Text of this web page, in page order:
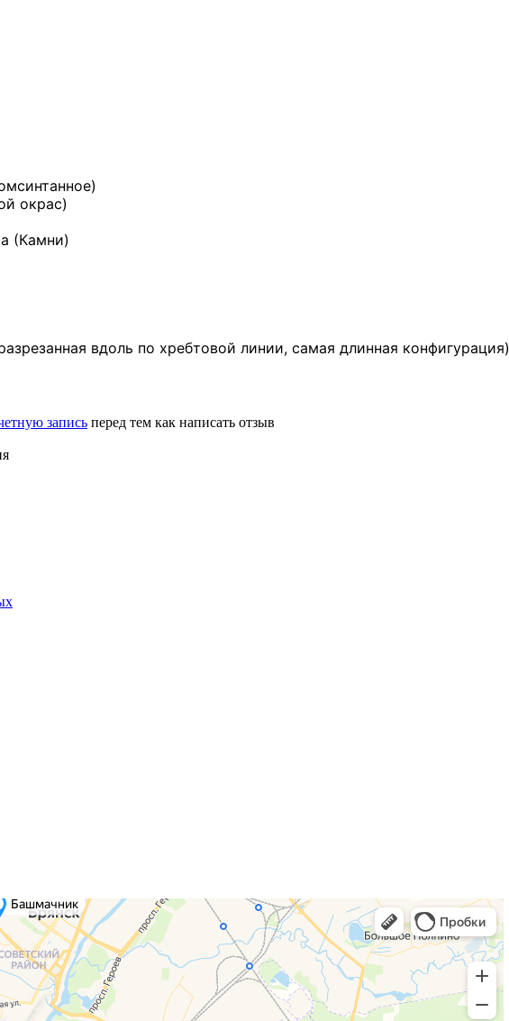
окрас)
(Камни)
вдоль по хребтовой линии, самая длинная конфигурация)
запись перед тем как написать отзыв